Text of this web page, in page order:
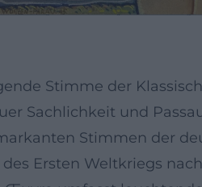
Stimme der
Sachlichkeit und
Stimmen der
Ersten Weltkriegs